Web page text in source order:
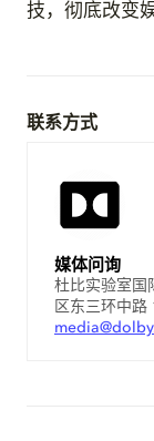
技，彻底改变
联系方式
媒体问询
杜比实验室国
区东三环中